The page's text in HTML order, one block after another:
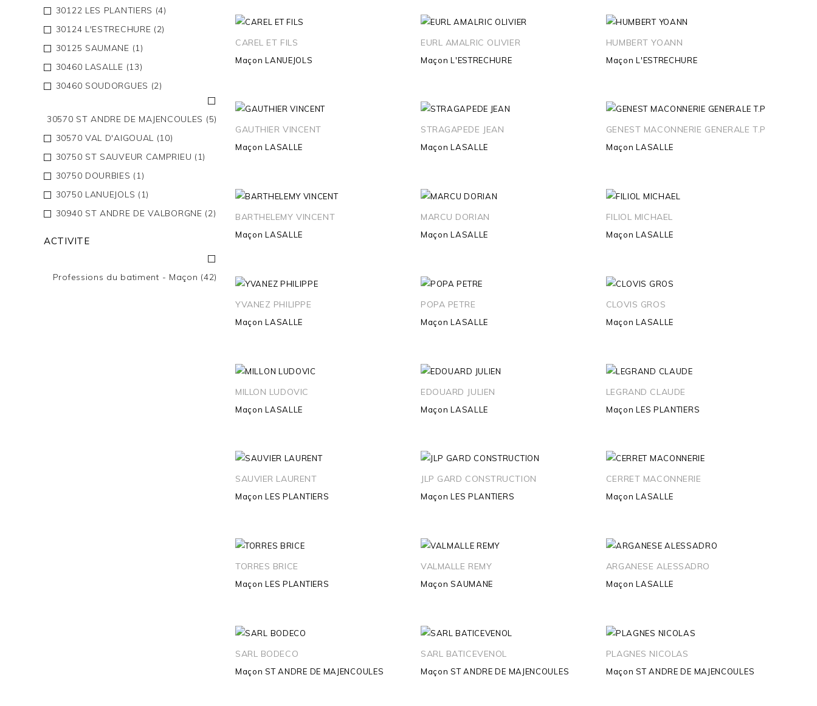
30122 LES PLANTIERS (4)
30124 L'ESTRECHURE (2)
30125 SAUMANE (1)
30460 LASALLE (13)
30460 SOUDORGUES (2)
30570 ST ANDRE DE MAJENCOULES (5)
30570 VAL D'AIGOUAL (10)
30750 ST SAUVEUR CAMPRIEU (1)
30750 DOURBIES (1)
30750 LANUEJOLS (1)
30940 ST ANDRE DE VALBORGNE (2)
ACTIVITE
Professions du batiment - Maçon (42)
CAREL ET FILS
Maçon LANUEJOLS
EURL AMALRIC OLIVIER
Maçon L'ESTRECHURE
HUMBERT YOANN
Maçon L'ESTRECHURE
GAUTHIER VINCENT
Maçon LASALLE
STRAGAPEDE JEAN
Maçon LASALLE
GENEST MACONNERIE GENERALE T.P
Maçon LASALLE
BARTHELEMY VINCENT
Maçon LASALLE
MARCU DORIAN
Maçon LASALLE
FILIOL MICHAEL
Maçon LASALLE
YVANEZ PHILIPPE
Maçon LASALLE
POPA PETRE
Maçon LASALLE
CLOVIS GROS
Maçon LASALLE
MILLON LUDOVIC
Maçon LASALLE
EDOUARD JULIEN
Maçon LASALLE
LEGRAND CLAUDE
Maçon LES PLANTIERS
SAUVIER LAURENT
Maçon LES PLANTIERS
JLP GARD CONSTRUCTION
Maçon LES PLANTIERS
CERRET MACONNERIE
Maçon LASALLE
TORRES BRICE
Maçon LES PLANTIERS
VALMALLE REMY
Maçon SAUMANE
ARGANESE ALESSADRO
Maçon LASALLE
SARL BODECO
Maçon ST ANDRE DE MAJENCOULES
SARL BATICEVENOL
Maçon ST ANDRE DE MAJENCOULES
PLAGNES NICOLAS
Maçon ST ANDRE DE MAJENCOULES